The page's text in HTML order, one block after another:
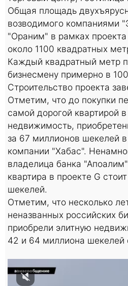
Общая площадь
возводимого компаниями
"Ораним" в рамках
около 1100 квадратных
Каждый квадратный метр
бизнесмену примерно в
Строительство проекта
Отметим, что до покупки
самой дорогой квартирой
недвижимость,
за 67 миллионов шекелей
компании "Хабас".
владелица банка
квартира в проекте G
шекелей.
Отметим, что несколько
неназванных российских
приобрели элитную
42 и 64 миллиона шекелей